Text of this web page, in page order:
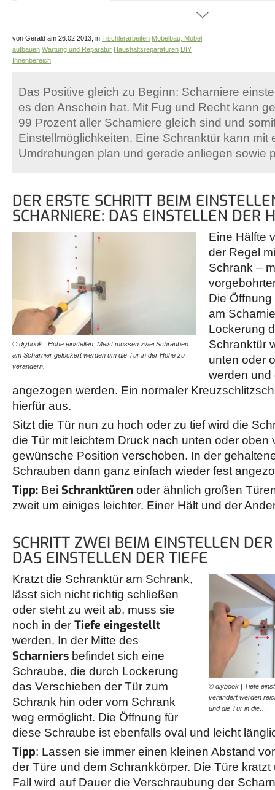
von Gerald am 26.02.2013, in Tischlerarbeiten Möbelbau, Möbel
aufbauen Wartung und Reparatur Haushaltsreparaturen DIY
Innenbereich
Das Positive gleich zu Beginn: Scharniere
es den Anschein hat. Mit Fug und Recht kann
99 Prozent aller Scharniere gleich sind und
Einstellmöglichkeiten. Eine Schranktür kann mit
Umdrehungen plan und gerade anliegen sowie
DER ERSTE SCHRITT BEIM
SCHARNIERE: DAS EINSTELLEN DER
© diybook | Höhe einstellen: Meist müssen zwei Schrauben
am Scharnier gelockert werden um die Tür in der Höhe zu
verändern.
Eine Hälfte
der Regel
Schrank –
Die
am
Lockerung
Schranktür
unten oder
werden und
angezogen werden. Ein normaler
hierfür aus.
Sitzt die Tür nun zu hoch oder zu tief wird die
die Tür mit leichtem Druck nach unten oder oben
gewünsche Position verschoben. In der
Schrauben dann ganz einfach wieder fest
Tipp: Bei Schranktüren oder ähnlich großen
zweit um einiges leichter. Einer Hält und der
SCHRITT ZWEI BEIM EINSTELLEN
DAS EINSTELLEN DER TIEFE
© diybook | Tiefe
verändert werden
und die Tür in die…
Kratzt die Schranktür am Schrank,
lässt sich nicht richtig schließen
oder steht zu weit ab, muss sie
noch in der Tiefe eingestellt
werden. In der Mitte des
Scharniers befindet sich eine
Schraube, die durch Lockerung
das Verschieben der Tür zum
Schrank hin oder vom Schrank
weg ermöglicht. Die Öffnung für
diese Schraube ist ebenfalls oval und leicht
Tipp: Lassen sie immer einen kleinen Abstand
der Türe und dem Schrankkörper. Die Türe
Fall wird auf Dauer die Verschraubung der